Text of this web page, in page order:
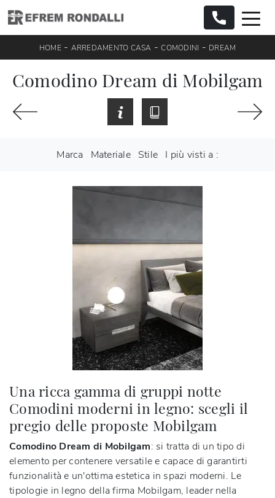
HOME- ARREDAMENTO CASA -COMODINI - DREAM
Comodino Dream di Mobilgam
Marca Materiale Stile I più visti a :
Una ricca gamma di gruppi notte
Comodini moderni in legno: scegli il
pregio delle proposte Mobilgam
Comodino Dream di Mobilgam: si tratta di un tipo di
elemento per contenere versatile e capace di garantirti
funzionalità e un'ottima estetica in spazi moderni. Le
tipologie in legno della firma Mobilgam, leader nella